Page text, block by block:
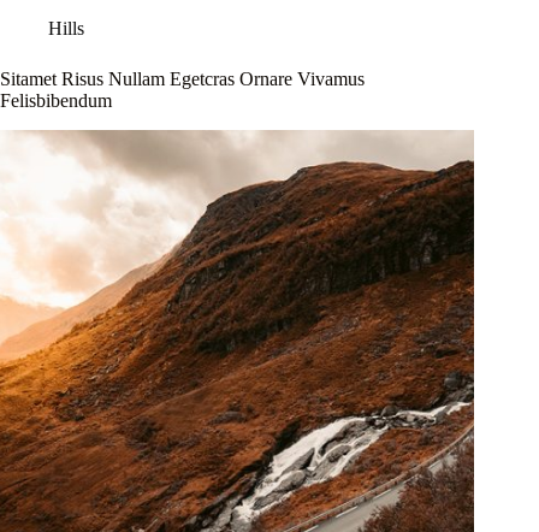
Hills
Sitamet Risus Nullam Egetcras Ornare Vivamus
Felisbibendum